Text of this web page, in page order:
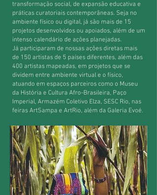
transformação social, de expansão educativa e
práticas curatoriais contemporâneas. Seja no
ambiente físico ou digital, já são mais de 15
projetos desenvolvidos ou apoiados, além de um
intenso calendário de ações planejadas.
Já participaram de nossas ações diretas mais
de 150 artistas de 5 países diferentes, além das
400 artistas mapeadas, em projetos que se
dividem entre ambiente virtual e o físico,
atuando em espaços parceiros como o Museu
da História e Cultura Afro-Brasileira, Paço
Imperial, Armazém Coletivo Elza, SESC Rio, nas
feiras ArtSampa e ArtRio, além da Galeria Evoé.